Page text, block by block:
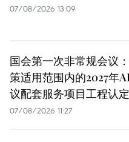
07/08/2026 13:09
国会第一次非常规会议
策适用范围内的2027年
议配套服务项目工程认
07/08/2026 11:27